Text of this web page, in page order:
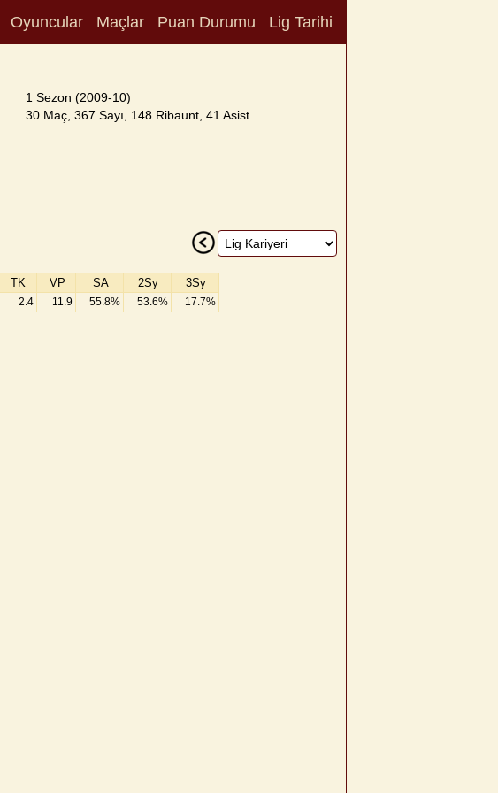
Oyuncular Maçlar Puan Durumu Lig Tarihi
1 Sezon (2009-10)
30 Maç, 367 Sayı, 148 Ribaunt, 41 Asist
TK VP SA 2Sy 3Sy
2.4 11.9 55.8% 53.6% 17.7%